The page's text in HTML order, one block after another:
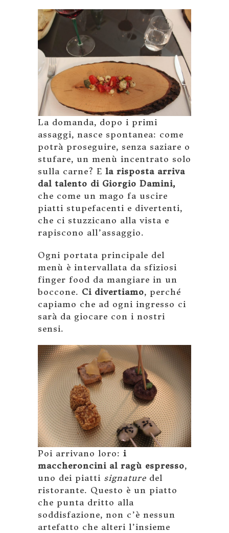
La domanda, dopo i primi
assaggi, nasce spontanea: come
potrà proseguire, senza saziare o
stufare, un menù incentrato solo
sulla carne? E la risposta arriva
dal talento di Giorgio Damini,
che come un mago fa uscire
piatti stupefacenti e divertenti,
che ci stuzzicano alla vista e
rapiscono all’assaggio.
Ogni portata principale del
menù è intervallata da sfiziosi
finger food da mangiare in un
boccone. Ci divertiamo, perché
capiamo che ad ogni ingresso ci
sarà da giocare con i nostri
sensi.
Poi arrivano loro: i
maccheroncini al ragù espresso,
uno dei piatti signature del
ristorante. Questo è un piatto
che punta dritto alla
soddisfazione, non c’è nessun
artefatto che alteri l’insieme